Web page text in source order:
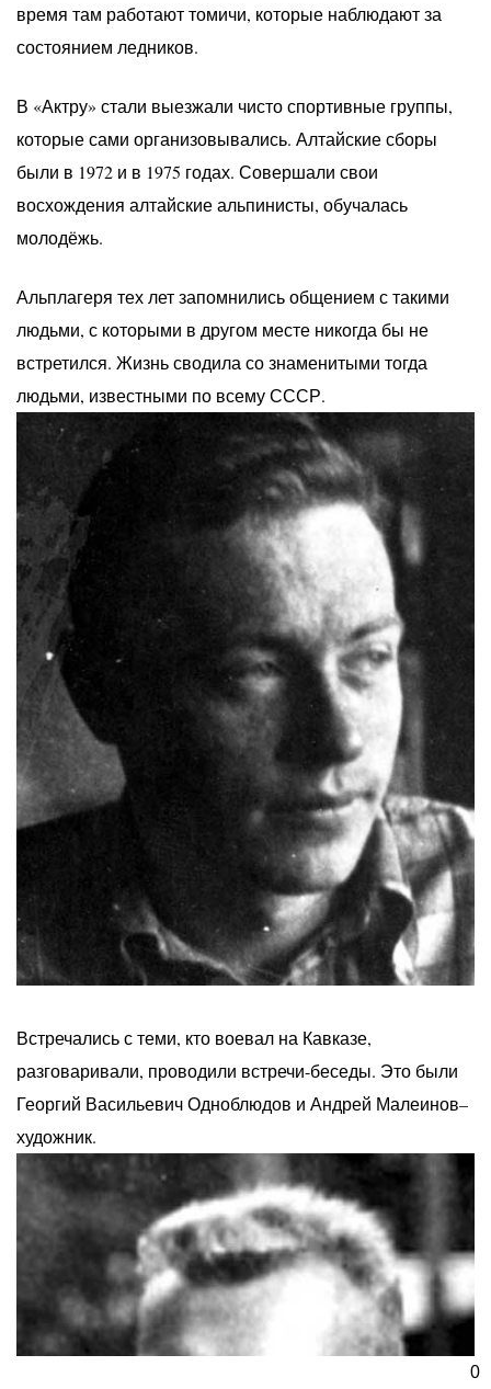
время там работают томичи, которые наблюдают за
состоянием ледников.
В «Актру» стали выезжали чисто спортивные группы,
которые сами организовывались. Алтайские сборы
были в 1972 и в 1975 годах. Совершали свои
восхождения алтайские альпинисты, обучалась
молодёжь.
Альплагеря тех лет запомнились общением с такими
людьми, с которыми в другом месте никогда бы не
встретился. Жизнь сводила со знаменитыми тогда
людьми, известными по всему СССР.
Встречались с теми, кто воевал на Кавказе,
разговаривали, проводили встречи-беседы. Это были
Георгий Васильевич Одноблюдов и Андрей Малеинов–
художник.
0